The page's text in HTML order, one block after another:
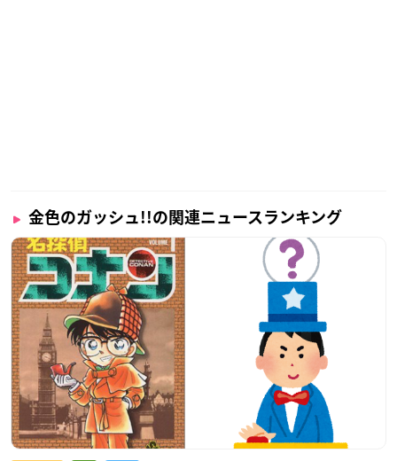
金色のガッシュ!!の関連ニュースランキング